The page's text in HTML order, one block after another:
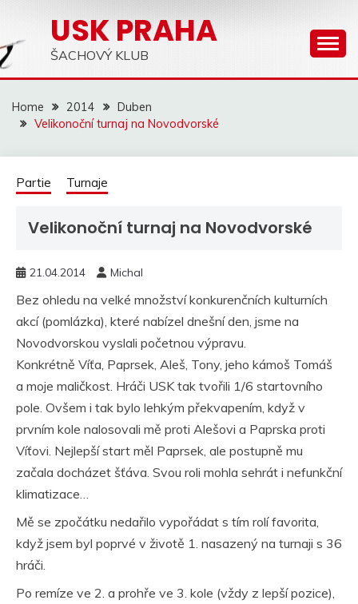
content
USK PRAHA
ŠACHOVÝ KLUB
Home 2014
Duben
Velikonoční turnaj na Novodvorské
Partie Turnaje
Velikonoční turnaj na Novodvorské
21.04.2014 Michal
Bez ohledu na velké množství konkurenčních kulturních
akcí (pomlázka), které nabízel dnešní den, jsme na
Novodvorskou vyslali početnou výpravu.
Konkrétně Víťa, Paprsek, Aleš, Tony, jeho kámoš Tomáš
a moje maličkost. Hráči USK tak tvořili 1/6 startovního
pole. Ovšem i tak bylo lehkým překvapením, když v
prvním kole nalosovali mě proti Alešovi a Paprska proti
Víťovi. Nejlepší start měl Paprsek, ale postupně mu
začala docházet šťáva. Svou roli mohla sehrát i nefunkční
klimatizace…
Mě se zpočátku nedařilo vypořádat s tím rolí favorita,
když jsem byl poprvé v životě 1. nasazený na turnaji s 36
hráči.
Po remíze ve 2. a prohře ve 3. kole (vždy z lepší pozice),